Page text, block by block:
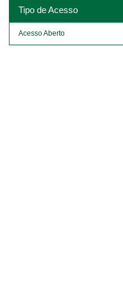
Tipo de Acesso
Acesso Aberto